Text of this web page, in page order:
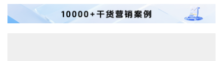
Tiktok YouTube Yahoo Bing
数据 拉新 活动 用户 海外